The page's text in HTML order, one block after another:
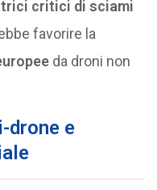
critici di sciami
favorire la
da droni non
drone e